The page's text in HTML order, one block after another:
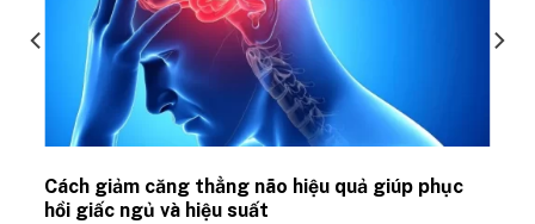
Cách giảm căng thẳng não hiệu quả giúp phục
hồi giấc ngủ và hiệu suất